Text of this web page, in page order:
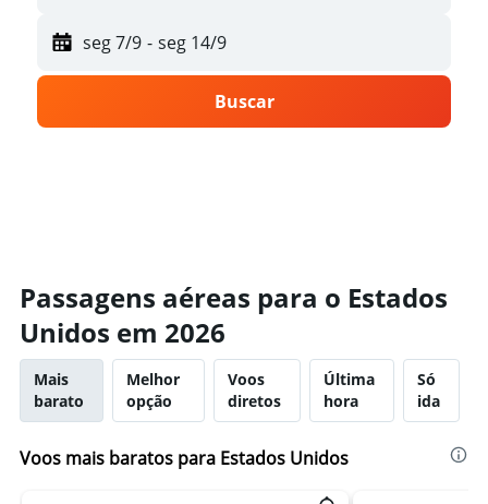
seg 7/9 - seg 14/9
Buscar
Passagens aéreas para o Estados
Unidos em 2026
Mais
barato
Melhor
opção
Voos
diretos
Última
hora
Só
ida
Voos mais baratos para Estados Unidos